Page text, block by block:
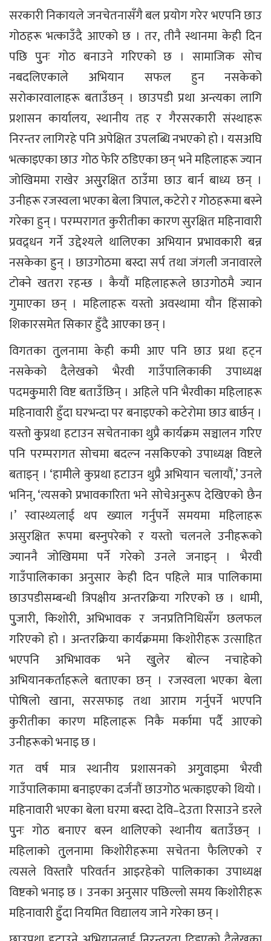
सरकारी निकायले जनचेतनासँगै बल प्रयोग गरेर भएपनि छाउ
गोठहरू भत्काउँदै आएको छ । तर, तीनै स्थानमा केही दिन
पछि पुुनः गोठ बनाउने गरिएको छ । सामाजिक सोच
नबदलिएकाले अभियान सफल हुन नसकेको
सरोकारवालाहरू बताउँछन् । छाउपडी प्रथा अन्त्यका लागि
प्रशासन कार्यालय, स्थानीय तह र गैरसरकारी संस्थाहरू
निरन्तर लागिरहे पनि अपेक्षित उपलब्धि नभएको हो । यसअघि
भत्काइएका छाउ गोठ फेरि ठडिएका छन् भने महिलाहरू ज्यान
जोखिममा राखेर असुुरक्षित ठाउँमा छाउ बार्न बाध्य छन् ।
उनीहरू रजस्वला भएका बेला त्रिपाल, कटेरो र गोठहरूमा बस्ने
गरेका हुन् । परम्परागत कुरीतीका कारण सुरक्षित महिनावारी
प्रवद्र्धन गर्ने उद्देश्यले थालिएका अभियान प्रभावकारी बन्न
नसकेका हुन् । छाउगोठमा बस्दा सर्प तथा जंगली जनावारले
टोक्ने खतरा रहन्छ । कैयौं महिलाहरूले छाउगोठमै ज्यान
गुमाएका छन् । महिलाहरू यस्तो अवस्थामा यौन हिंसाको
शिकारसमेत सिकार हुँदै आएका छन् ।
विगतका तुुलनामा केही कमी आए पनि छाउ प्रथा हट्न
नसकेको दैलेखको भैरवी गाउँपालिकाकी उपाध्यक्ष
पदमकुुमारी विष्ट बताउँछिन् । अहिले पनि भैरवीका महिलाहरू
महिनावारी हुँदा घरभन्दा पर बनाइएको कटेरोमा छाउ बार्छन् ।
यस्तो कुुप्रथा हटाउन सचेतनाका थुप्रै कार्यक्रम सञ्चालन गरिए
पनि परम्परागत सोचमा बदल्न नसकिएको उपाध्यक्ष विष्टले
बताइन् । ‘हामीले कुप्रथा हटाउन थुप्रै अभियान चलायौं,’ उनले
भनिन्, ‘त्यसको प्रभावकारिता भने सोचेअनुरूप देखिएको छैन
।’ स्वास्थ्यलाई थप ख्याल गर्नुपर्ने समयमा महिलाहरू
असुरक्षित रूपमा बस्नुपरेको र यस्तो चलनले उनीहरूको
ज्याननै जोखिममा पर्ने गरेको उनले जनाइन् । भैरवी
गाउँपालिकाका अनुसार केही दिन पहिले मात्र पालिकामा
छाउपडीसम्बन्धी त्रिपक्षीय अन्तरक्रिया गरिएको छ । धामी,
पुुजारी, किशोरी, अभिभावक र जनप्रतिनिधिसँग छलफल
गरिएको हो । अन्तरक्रिया कार्यक्रममा किशोरीहरू उत्साहित
भएपनि अभिभावक भने खुुलेर बोल्न नचाहेको
अभियानकर्ताहरूले बताएका छन् । रजस्वला भएका बेला
पोषिलो खाना, सरसफाइ तथा आराम गर्नुपर्ने भएपनि
कुरीतीका कारण महिलाहरू निकै मर्कामा पर्दै आएको
उनीहरूको भनाइ छ ।
गत वर्ष मात्र स्थानीय प्रशासनको अगुुवाइमा भैरवी
गाउँपालिकामा बनाइएका दर्जनौं छाउगोठ भत्काइएको थियो ।
महिनावारी भएका बेला घरमा बस्दा देवि–देउता रिसाउने डरले
पुुनः गोठ बनाएर बस्न थालिएको स्थानीय बताउँछन् ।
महिलाको तुुलनामा किशोरीहरूमा सचेतना फैलिएको र
त्यसले विस्तारै परिवर्तन आइरहेको पालिकाका उपाध्यक्ष
विष्टको भनाइ छ । उनका अनुसार पछिल्लो समय किशोरीहरू
महिनावारी हुुँदा नियमित विद्यालय जाने गरेका छन् ।